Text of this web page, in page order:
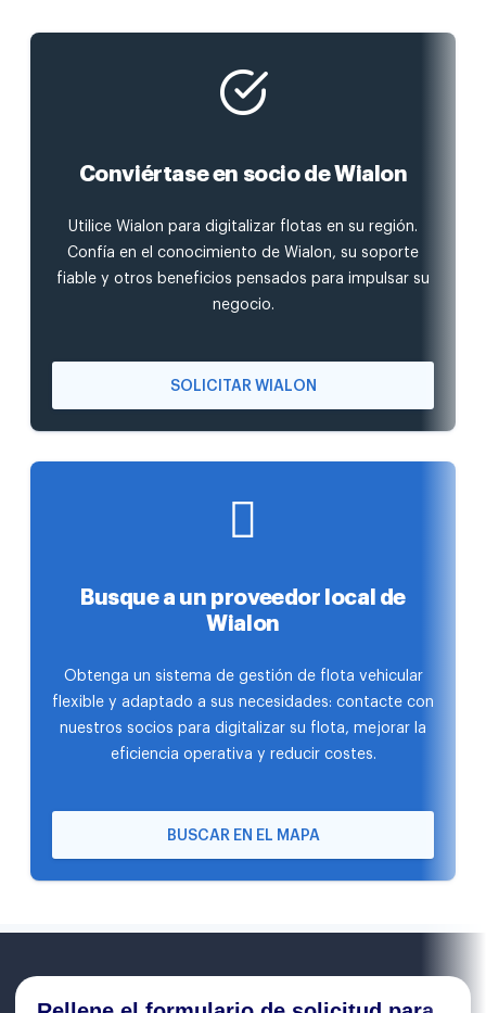
Conviértase en socio de Wialon
Utilice Wialon para digitalizar flotas en su región.
Confía en el conocimiento de Wialon, su soporte
fiable y otros beneficios pensados para impulsar su
negocio.
SOLICITAR WIALON
Busque a un proveedor local de
Wialon
Obtenga un sistema de gestión de flota vehicular
flexible y adaptado a sus necesidades: contacte con
nuestros socios para digitalizar su flota, mejorar la
eficiencia operativa y reducir costes.
BUSCAR EN EL MAPA